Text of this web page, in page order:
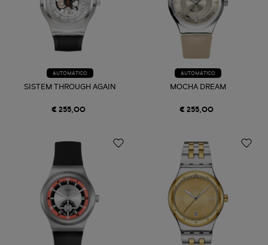
AUTOMÁTICO
SISTEM THROUGH AGAIN
€ 255,00
AUTOMÁTICO
MOCHA DREAM
€ 255,00